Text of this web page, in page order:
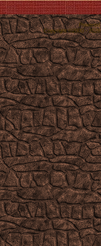
Powered
Copyright ©2000 -